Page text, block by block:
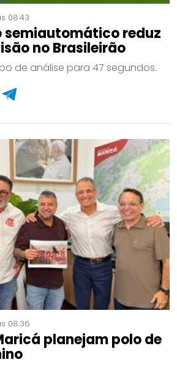
08:43
semiautomático reduz
no Brasileirão
de análise para 47 segundos.
08:36
planejam polo de